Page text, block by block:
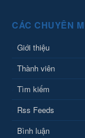
CÁC CHUYÊN
Giới thiệu
Thành viên
Tìm kiếm
Rss Feeds
Bình luận